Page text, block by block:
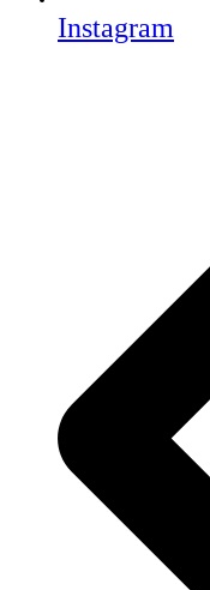
Instagram